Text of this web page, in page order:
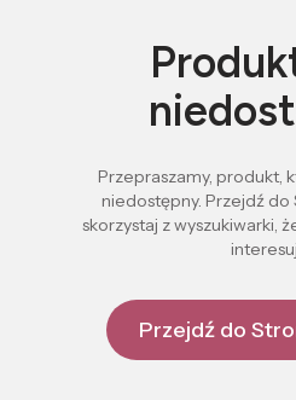
Przepraszamy, produkt,
niedostępny. Przejdź do
skorzystaj z wyszukiwarki,
Przejdź do